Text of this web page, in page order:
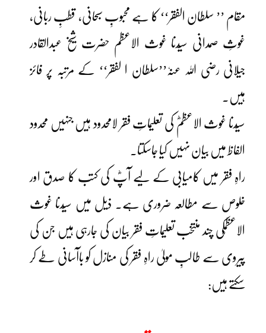
مقام ’’ سلطان الفقر‘‘ کا ہے محبوبِ سبحانی، قطبِ ربانی،
غوثِ صمدانی سیّدنا غوث الاعظم حضرت شیخ عبدالقادر
جیلانی رضی اللہ عنہٗ’’سلطان ا لفقر‘‘ کے مرتبہ پر فائز
ہیں۔
سیّدنا غوث الاعظمؓ کی تعلیماتِ فقر لامحدود ہیں جنہیں محدود
الفاظ میں بیان نہیں کیا جاسکتا۔
راہِ فقر میں کامیابی کے لیے آپؓ کی کتب کا صدق اور
خلوص سے مطالعہ ضروری ہے۔ ذیل میں سیّدنا غوث
الاعظمؓکی چند منتخب تعلیماتِ فقر بیان کی جارہی ہیں جن کی
پیروی سے طالبِ مولیٰ راہِ فقر کی منازل کو باآسانی طے کر
سکتے ہیں: